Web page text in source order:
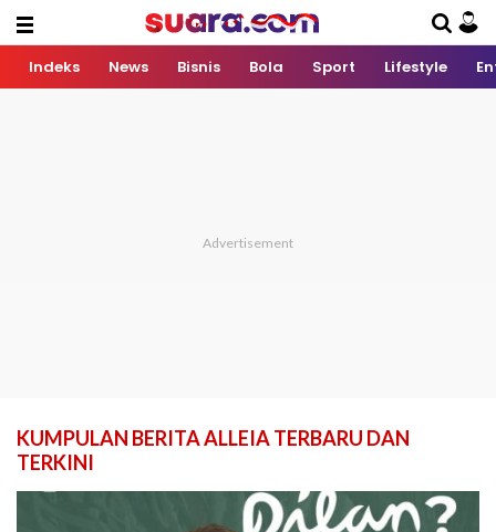
Indeks News Bisnis Bola Sport Lifestyle
KUMPULAN BERITA ALLEIA TERBARU DAN
TERKINI